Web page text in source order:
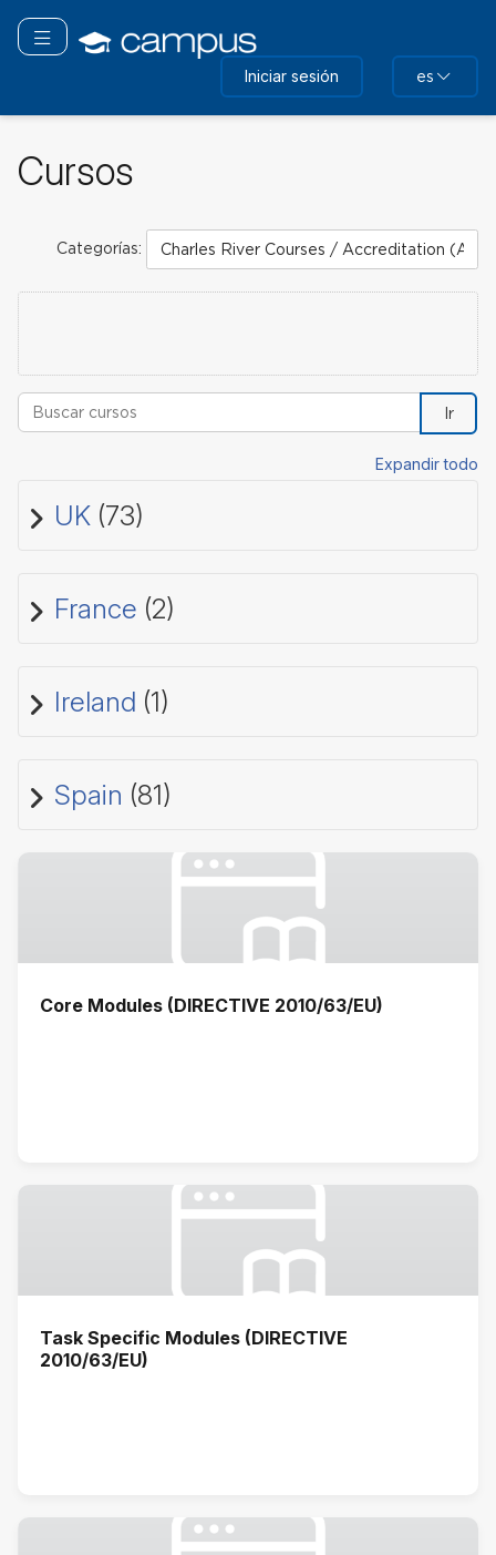
contenido
Navegación Toggle
Iniciar sesión es
Cursos
Categorías:
Buscar cursos
Ir
Expandir todo
UK (73)
France (2)
Ireland (1)
Spain (81)
Core Modules (DIRECTIVE 2010/63/EU)
Task Specific Modules (DIRECTIVE
2010/63/EU)